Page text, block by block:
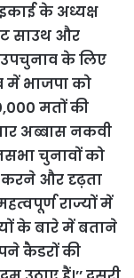
के अध्यक्ष
साउथ और
उपचुनाव के लिए
में भाजपा को
मतों की
अब्बास नकवी
चुनावों को
और दृढ़ता
राज्यों में
के बारे में बताने
कैडरों की